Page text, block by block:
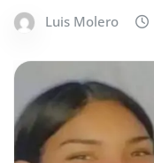
Luis Molero